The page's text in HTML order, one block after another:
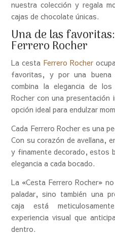
nuestra colección y regala
cajas de chocolate únicas.
Una de las
Ferrero Rocher
La cesta Ferrero Rocher
favoritas, y por una buena
combina la elegancia de
Rocher con una presentación
opción ideal para endulzar
Cada Ferrero Rocher es una
Con su corazón de avellana,
y finamente decorado, estos
elegancia a cada bocado.
La «Cesta Ferrero Rocher»
paladar, sino también una
caja está
experiencia visual que
dentro.